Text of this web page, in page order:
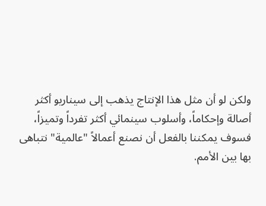
ولكن لو أن مثل هذا الإنتاج يذهب إلى سيناريو أكثر
أصالة وإحكاماً، وأسلوب سينمائي أكثر تفرداً وتميزاً،
فسوف يمكننا بالفعل أن نصنع أعمالاً "عالمية" نتباهى
بها بين الأمم.